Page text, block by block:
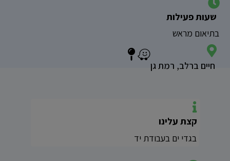
שעות פעילות
בתיאום מראש
חיים ברלב, רמת גן
קצת עלינו
בגדי ים בעבודת יד